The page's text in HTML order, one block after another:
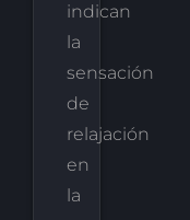
indican
la
sensación
de
relajación
en
la